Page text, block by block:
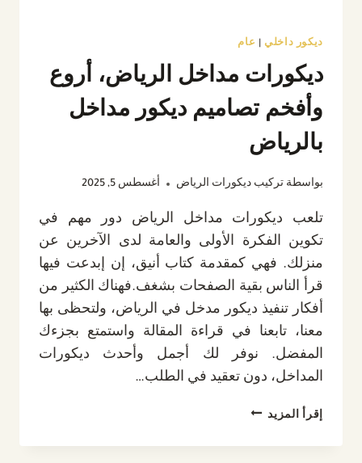
ديكور داخلي عام
ديكورات مداخل الرياض، أروع
وأفخم تصاميم ديكور مداخل
بالرياض
بواسطة تركيب ديكورات الرياض أغسطس 5, 2025
تلعب ديكورات مداخل الرياض دور مهم في
تكوين الفكرة الأولى والعامة لدى الآخرين عن
منزلك. فهي كمقدمة كتاب أنيق، إن إبدعت فيها
قرأ الناس بقية الصفحات بشغف.فهناك الكثير من
أفكار تنفيذ ديكور مدخل في الرياض، ولتحظى بها
معنا، تابعنا في قراءة المقالة واستمتع بجزءك
المفضل. نوفر لك أجمل وأحدث ديكورات
المداخل، دون تعقيد في الطلب…
إقرأ المزيد ديكورات
الرياض،